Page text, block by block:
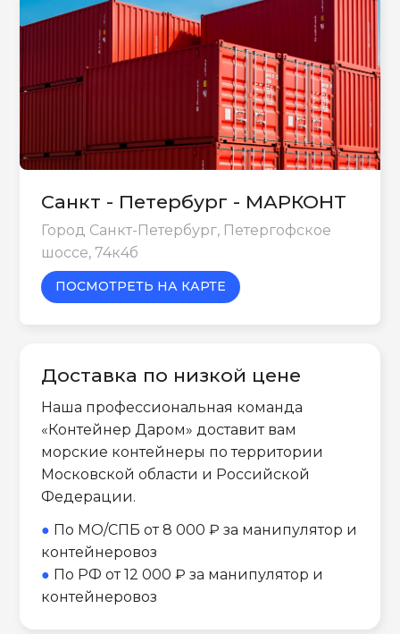
Санкт - Петербург - МАРКОНТ
Город Санкт-Петербург, Петергофское
шоссе, 74к4б
ПОСМОТРЕТЬ НА КАРТЕ
Доставка по низкой цене
Наша профессиональная команда
«Контейнер Даром» доставит вам
морские контейнеры по территории
Московской области и Российской
Федерации.
● По МО/СПБ от 8 000 ₽ за манипулятор и
контейнеровоз
● По РФ от 12 000 ₽ за манипулятор и
контейнеровоз